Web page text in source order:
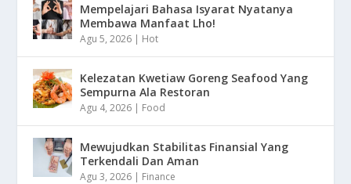
Mempelajari Bahasa Isyarat Nyatanya
Membawa Manfaat Lho!
Agu 5, 2026 | Hot
Kelezatan Kwetiaw Goreng Seafood Yang
Sempurna Ala Restoran
Agu 4, 2026 | Food
Mewujudkan Stabilitas Finansial Yang
Terkendali Dan Aman
Agu 3, 2026 | Finance